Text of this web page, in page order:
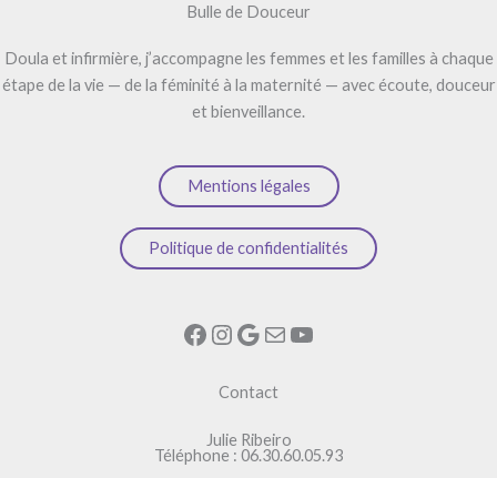
Bulle de Douceur
Doula et infirmière, j’accompagne les femmes et les familles à chaque
étape de la vie — de la féminité à la maternité — avec écoute, douceur
et bienveillance.
Mentions légales
Politique de confidentialités
Facebook
Instagram
Google
E-mailYouTube
Contact
Julie Ribeiro
Téléphone : 06.30.60.05.93